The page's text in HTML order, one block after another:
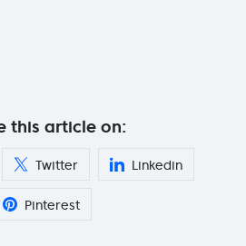
this article on:
Twitter Linkedin
Pinterest